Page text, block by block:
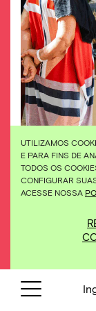
UTILIZAMOS
E PARA FINS DE
TODOS OS
CONFIGURAR
ACESSE NOSSA
Experiência
Esta edição
voltadas para
e